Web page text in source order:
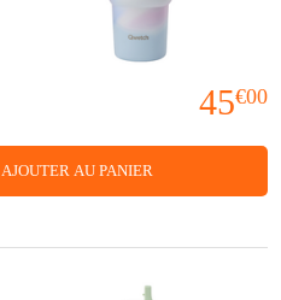
45€00
AJOUTER AU PANIER